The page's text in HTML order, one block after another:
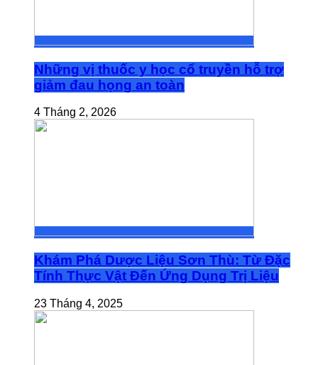
Những vị thuốc y học cổ truyền hỗ trợ
giảm đau họng an toàn
4 Tháng 2, 2026
Khám Phá Dược Liệu Sơn Thù: Từ Đặc
Tính Thực Vật Đến Ứng Dụng Trị Liệu
23 Tháng 4, 2025